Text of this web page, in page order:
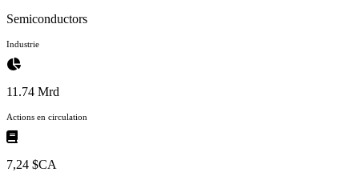
Semiconductors
Industrie
11.74 Mrd
Actions en circulation
7,24 $CA